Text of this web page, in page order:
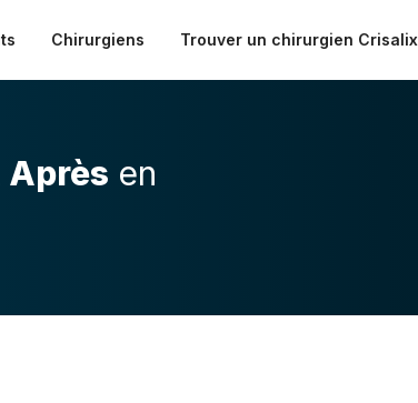
Chirurgiens Trouver un chirurgien Crisalix
Après en